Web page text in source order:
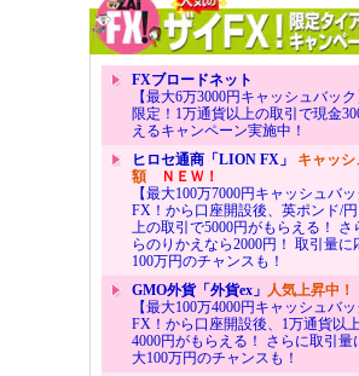
FXブロードネット
【最大6万3000円キャッシュバッ
限定！1万通貨以上の取引で現金
えるキャンペーン実施中！
ヒロセ通商「LION FX」 キャッ
額ＮＥＷ！
【最大100万7000円キャッシュバ
FX！から口座開設後、英ポンド/
上の取引で5000円がもらえる！
らのりかえなら2000円！ 取引量に
100万円のチャンスも！
GMO外貨「外貨ex」 人気上昇中！
【最大100万4000円キャッシュバ
FX！から口座開設後、1万通貨以
4000円がもらえる！ さらに取引量
大100万円のチャンスも！